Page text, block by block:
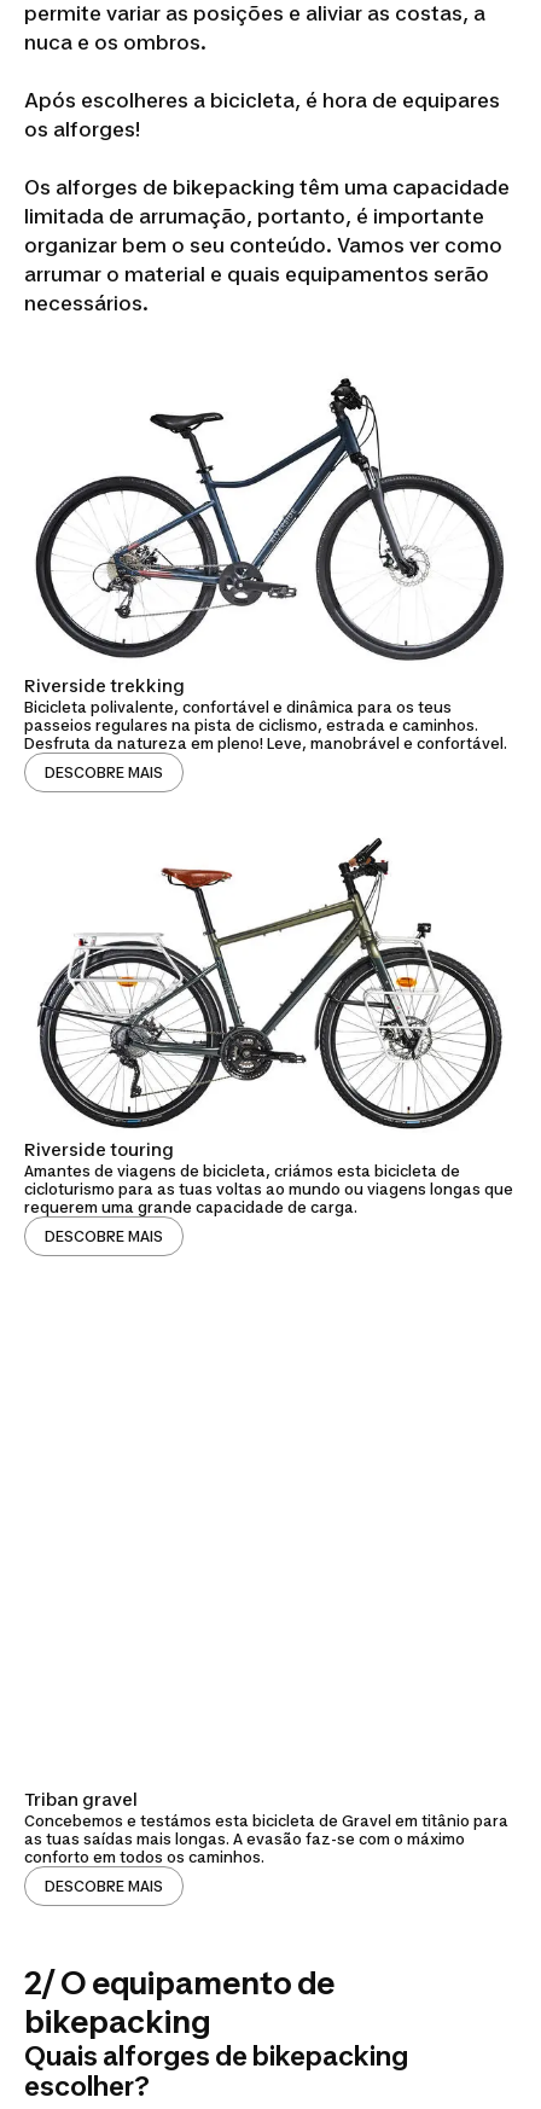
permite variar as posições e aliviar as costas, a
nuca e os ombros.
Após escolheres a bicicleta, é hora de equipares
os alforges!
Os alforges de bikepacking têm uma capacidade
limitada de arrumação, portanto, é importante
organizar bem o seu conteúdo. Vamos ver como
arrumar o material e quais equipamentos serão
necessários.
Riverside trekking
Bicicleta polivalente, confortável e dinâmica para os teus
passeios regulares na pista de ciclismo, estrada e caminhos.
Desfruta da natureza em pleno! Leve, manobrável e confortável.
DESCOBRE MAIS
Riverside touring
Amantes de viagens de bicicleta, criámos esta bicicleta de
cicloturismo para as tuas voltas ao mundo ou viagens longas que
requerem uma grande capacidade de carga.
DESCOBRE MAIS
Triban gravel
Concebemos e testámos esta bicicleta de Gravel em titânio para
as tuas saídas mais longas. A evasão faz-se com o máximo
conforto em todos os caminhos.
DESCOBRE MAIS
2/ O equipamento de
bikepacking
Quais alforges de bikepacking
escolher?